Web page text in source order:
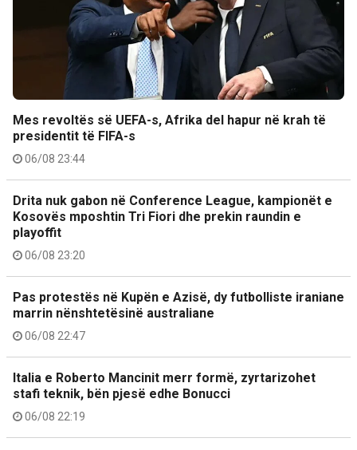
Mes revoltës së UEFA-s, Afrika del hapur në krah të
presidentit të FIFA-s
06/08 23:44
Drita nuk gabon në Conference League, kampionët e
Kosovës mposhtin Tri Fiori dhe prekin raundin e
playoffit
06/08 23:20
Pas protestës në Kupën e Azisë, dy futbolliste iraniane
marrin nënshtetësinë australiane
06/08 22:47
Italia e Roberto Mancinit merr formë, zyrtarizohet
stafi teknik, bën pjesë edhe Bonucci
06/08 22:19